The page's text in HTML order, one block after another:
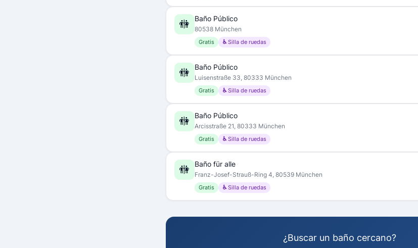
🚻 Baño Público
80538 München
Gratis ♿ Silla de ruedas
🚻 Baño Público
Luisenstraße 33, 80333 München
Gratis ♿ Silla de ruedas
🚻 Baño Público
Arcisstraße 21, 80333 München
Gratis ♿ Silla de ruedas
🚻 Baño für alle
Franz-Josef-Strauß-Ring 4, 80539 München
Gratis ♿ Silla de ruedas
¿Buscar un baño cercano?